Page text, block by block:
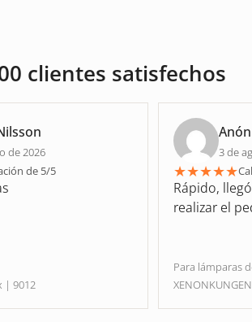
clientes satisfechos
de 2026
de 5/5
| 9012
3 de
★★★★★
Rápido,
realizar el
Para lámparas